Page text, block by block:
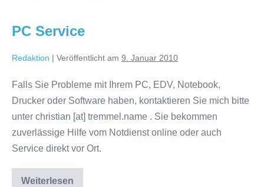
PC Service
Redaktion | Veröffentlicht am 9. Januar 2010
Falls Sie Probleme mit Ihrem PC, EDV, Notebook,
Drucker oder Software haben, kontaktieren Sie mich bitte
unter christian [at] tremmel.name . Sie bekommen
zuverlässige Hilfe vom Notdienst online oder auch
Service direkt vor Ort.
Weiterlesen